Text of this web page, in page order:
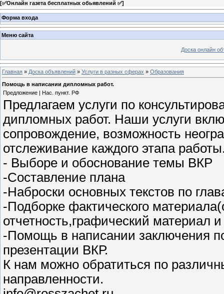
[✅Онлайн газета бесплатных обьявлений ✅]
Форма входа
Меню сайта
Доска онлайн
Главная » Доска объявлений » Услуги в разных сферах » Образования
Помощь в написании дипломных работ.
Предложение | Нас. пункт. РФ
Предлагаем услуги по
дипломных работ. Наши услуги
сопровождение, возможность
отслеживание каждого этапа
- Выборе и обоснование темы ВКР
-Составление плана
-Наброски основных текстов по
-Подборке фактического
отчетность,графический материал
-Помощь в написании заключения
презентации ВКР.
К нам можно обратиться по
направленности.